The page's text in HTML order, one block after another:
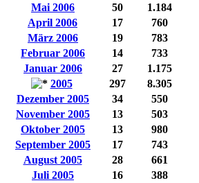
Mai 2006
50 1.184
April 2006
17 760
März 2006
19 783
Februar 2006
14 733
Januar 2006
27 1.175
2005
297 8.305
Dezember 2005
34 550
November 2005
13 503
Oktober 2005
13 980
September 2005
17 743
August 2005
28 661
Juli 2005
16 388